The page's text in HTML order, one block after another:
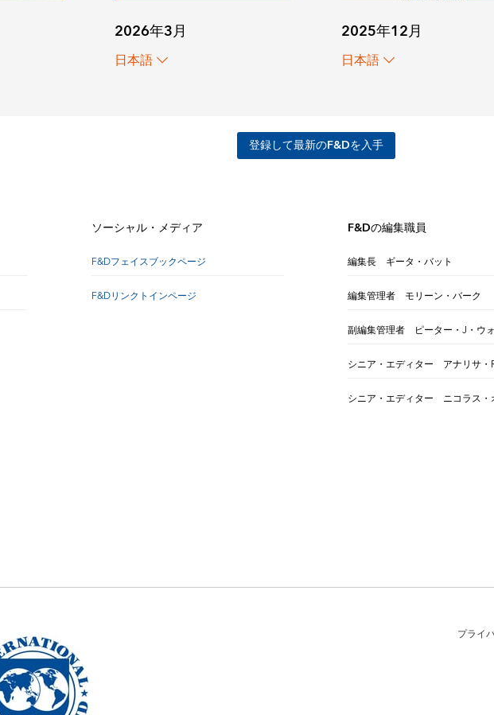
2026年3月
日本語
2025年12月
日本語
登録して最新のF&Dを入手
ソーシャル・メディア
F&Dフェイスブックページ
F&Dリンクトインページ
F&Dの編集職員
編集長 ギータ・バット
編集管理者 モリーン・バーク
副編集管理者 ピーター・J・ウ
シニア・エディター アナリサ・
シニア・エディター ニコラス・
プライ